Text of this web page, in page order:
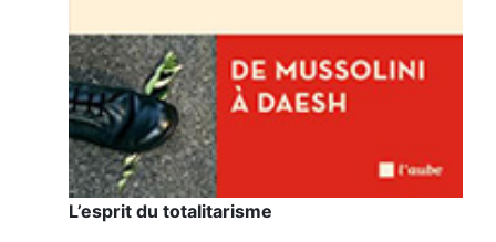
L’esprit du totalitarisme